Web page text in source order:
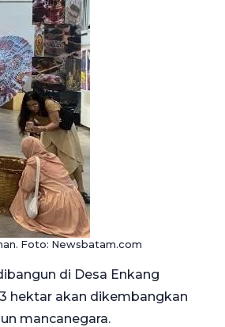
Foto: Newsbatam.com
di Desa Enkang
hektar akan dikembangkan
mancanegara.